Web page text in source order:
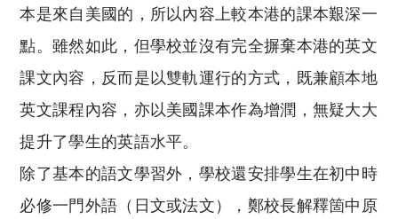
本是來自美國的，所以內容上較本港的課本艱深一
點。雖然如此，但學校並沒有完全摒棄本港的英文
課文內容，反而是以雙軌運行的方式，既兼顧本地
英文課程內容，亦以美國課本作為增潤，無疑大大
提升了學生的英語水平。
除了基本的語文學習外，學校還安排學生在初中時
必修一門外語（日文或法文），鄭校長解釋箇中原